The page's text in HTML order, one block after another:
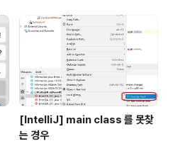
[IntelliJ] main class 를 못찾
는 경우